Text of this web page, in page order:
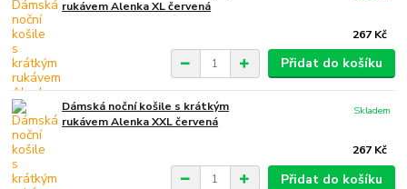
rukávem Alenka XL červená
267 Kč
Přidat do košíku
Dámská noční košile s krátkým
rukávem Alenka XXL červená
267 Kč
Skladem
Přidat do košíku